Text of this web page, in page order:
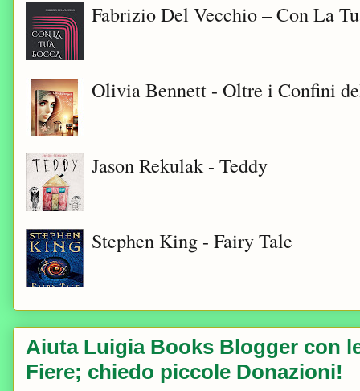
Fabrizio Del Vecchio – Con La
Olivia Bennett - Oltre i Confini
Jason Rekulak - Teddy
Stephen King - Fairy Tale
Aiuta Luigia Books Blogger con
Fiere; chiedo piccole Donazioni!